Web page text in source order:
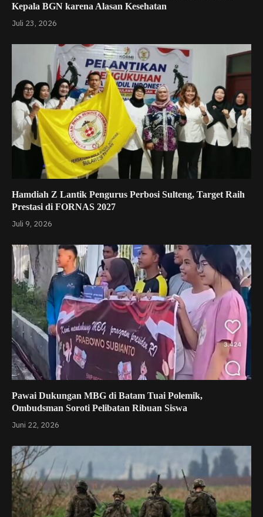
Kepala BGN karena Alasan Kesehatan
Juli 23, 2026
Hamdiah Z Lantik Pengurus Perbosi Sulteng, Target Raih
Prestasi di FORNAS 2027
Juli 9, 2026
Pawai Dukungan MBG di Batam Tuai Polemik,
Ombudsman Soroti Pelibatan Ribuan Siswa
Juni 22, 2026